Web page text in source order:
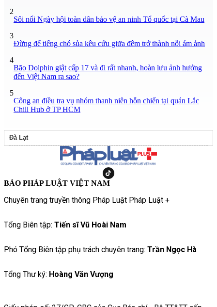
2
Sôi nổi Ngày hội toàn dân bảo vệ an ninh Tổ quốc tại Cà Mau
3
Đừng để tiếng chó sủa kêu cứu giữa đêm trở thành nỗi ám ảnh
4
Bão Dolphin giật cấp 17 và đi rất nhanh, hoàn lưu ảnh hưởng
đến Việt Nam ra sao?
5
Công an điều tra vụ nhóm thanh niên hỗn chiến tại quán Lắc
Chill Hub ở TP HCM
Đà Lạt
BÁO PHÁP LUẬT VIỆT NAM
Chuyên trang truyền thông Pháp Luật Pháp Luật +
Tổng Biên tập: Tiến sĩ Vũ Hoài Nam
Phó Tổng Biên tập phụ trách chuyên trang: Trần Ngọc Hà
Tổng Thư ký: Hoàng Văn Vượng